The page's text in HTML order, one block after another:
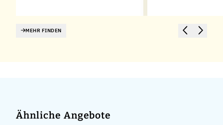
MEHR FINDEN
Ähnliche Angebote